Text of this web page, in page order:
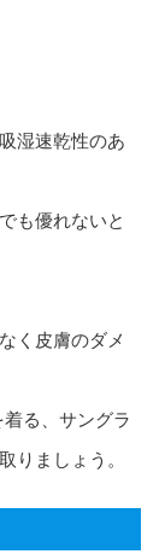
湿速乾性のあ
も優れないと
く皮膚のダメ
る、サングラ
りましょう。